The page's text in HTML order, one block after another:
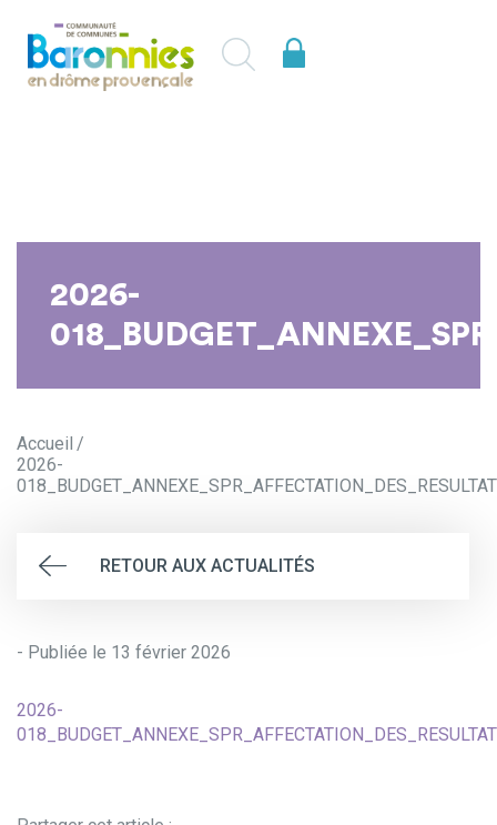
2026-
Accueil
2026-
RETOUR AUX ACTUALITÉS
- Publiée le 13 février 2026
2026-